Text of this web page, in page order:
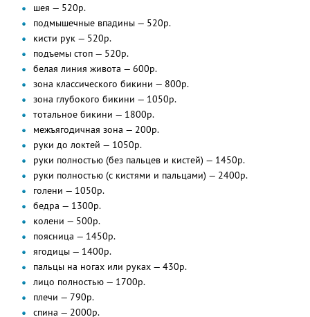
шея — 520р.
подмышечные впадины — 520р.
кисти рук — 520р.
подъемы стоп — 520р.
белая линия живота — 600р.
зона классического бикини — 800р.
зона глубокого бикини — 1050р.
тотальное бикини — 1800р.
межъягодичная зона — 200р.
руки до локтей — 1050р.
руки полностью (без пальцев и кистей) — 1450р.
руки полностью (с кистями и пальцами) — 2400р.
голени — 1050р.
бедра — 1300р.
колени — 500р.
поясница — 1450р.
ягодицы — 1400р.
пальцы на ногах или руках — 430р.
лицо полностью — 1700р.
плечи — 790р.
спина — 2000р.